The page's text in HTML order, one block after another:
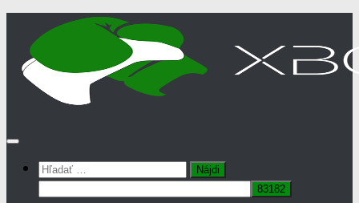
Preskočiť
obsah
Hľadať: